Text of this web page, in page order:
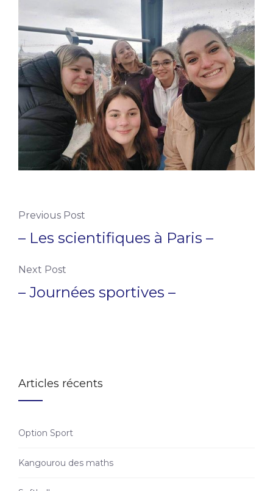
Previous Post
– Les scientifiques à Paris –
Next Post
– Journées sportives –
Articles récents
Option Sport
Kangourou des maths